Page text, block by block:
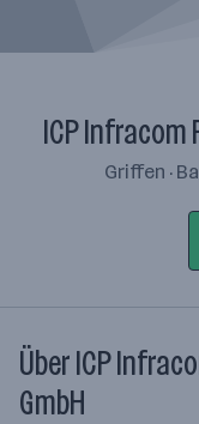
ICP
Griffen ·
Über ICP
GmbH